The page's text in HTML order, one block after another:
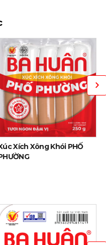
Xích Xông Khói PHỐ